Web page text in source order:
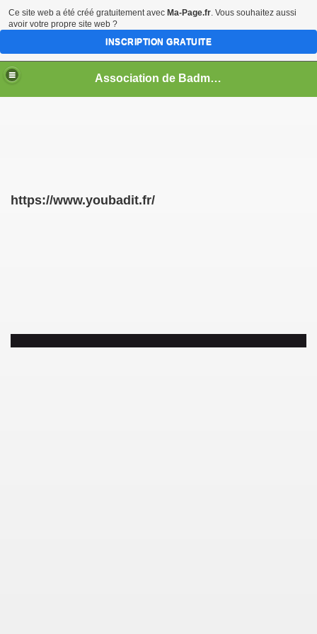
Association de Badminton à St Paul de Varces
https://www.youbadit.fr/
Ce site web a été créé gratuitement avec Ma-Page.fr. Vous souhaitez aussi
avoir votre propre site web ?
INSCRIPTION GRATUITE